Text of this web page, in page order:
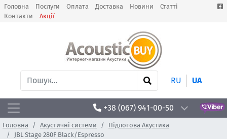
Головна Послуги Оплата Доставка Новини
Статті
Контакти
Акції
RU UA
+38 (067) 941-00-50
Головна Акустичні системи
Підлогова Акустика
JBL Stage 280F Black/Espresso